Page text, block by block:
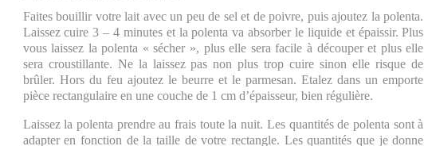
Faites bouillir votre lait avec un peu de sel et de poivre, puis ajoutez la polenta.
Laissez cuire 3 – 4 minutes et la polenta va absorber le liquide et épaissir. Plus
vous laissez la polenta « sécher », plus elle sera facile à découper et plus elle
sera croustillante. Ne la laissez pas non plus trop cuire sinon elle risque de
brûler. Hors du feu ajoutez le beurre et le parmesan. Etalez dans un emporte
pièce rectangulaire en une couche de 1 cm d’épaisseur, bien régulière.
Laissez la polenta prendre au frais toute la nuit. Les quantités de polenta sont à
adapter en fonction de la taille de votre rectangle. Les quantités que je donne